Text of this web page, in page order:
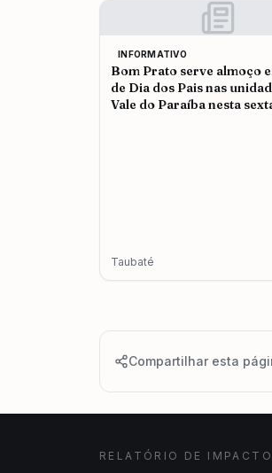
INFORMATIVO
Bom Prato serve almoço
de Dia dos Pais nas
Vale do Paraíba nesta
Taubaté
Compartilhar esta
RELATÓRIO DE IMPACTO